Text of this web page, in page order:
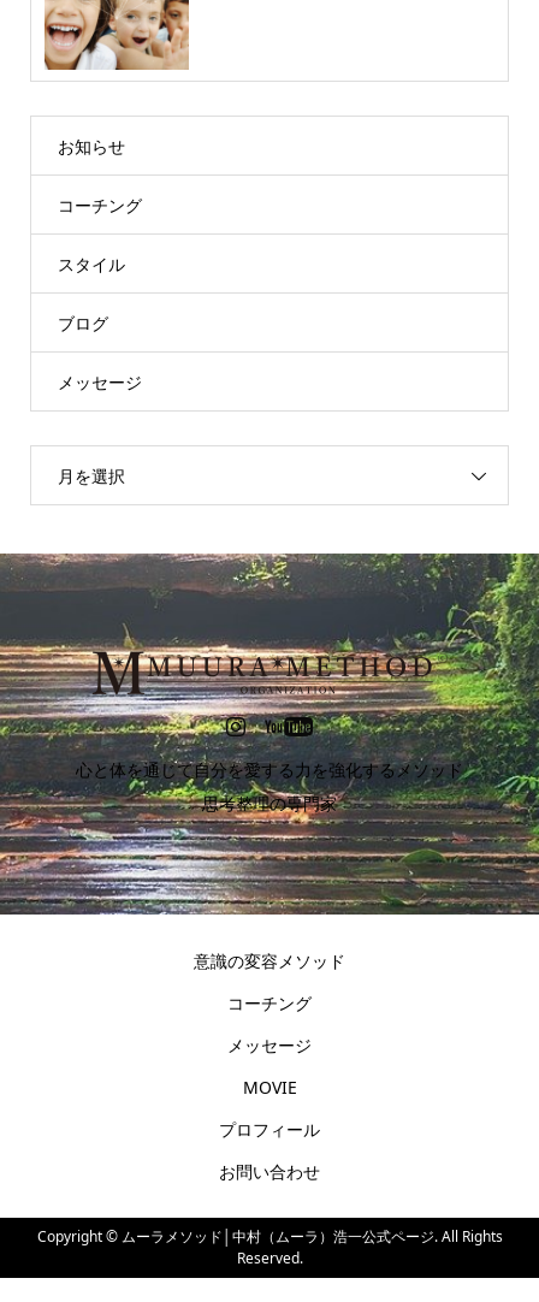
お知らせ
コーチング
スタイル
ブログ
メッセージ
月を選択
心と体を通じて自分を愛する力を強化するメソッド
思考整理の専門家
意識の変容メソッド
コーチング
メッセージ
MOVIE
プロフィール
お問い合わせ
Copyright ©ムーラメソッド│中村（ムーラ）浩一公式ページ. All Rights
Reserved.